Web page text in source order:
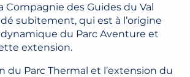
Compagnie des Guides du Val
subitement, qui est à l’origine
du Parc Aventure et
extension.
du Parc Thermal et l’extension du